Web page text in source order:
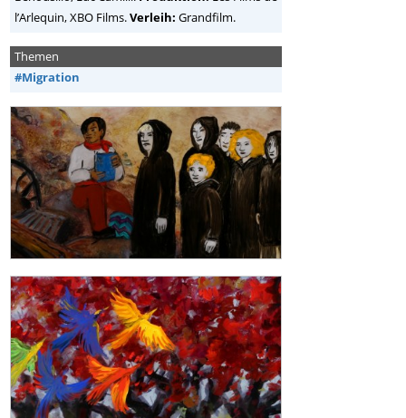
l’Arlequin, XBO Films.Verleih: Grandfilm.
Themen
#Migration